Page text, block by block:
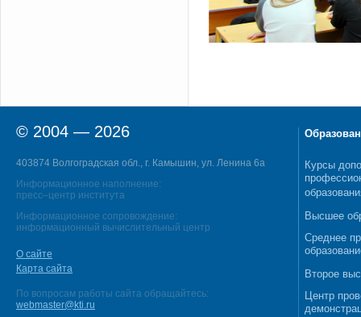
© 2004 — 2026
403874 Волгоградская обл., г. Камышин, ул. Ленина 6а
Информационное наполнение:
пресс–центр института
Информационное сопровождение:
информационный вычислительный центр
О сайте
Карта сайта
По вопросам работы сайта обращайтесь:
webmaster@kti.ru
Курсы
Высшее
Среднее
Второе
Центр